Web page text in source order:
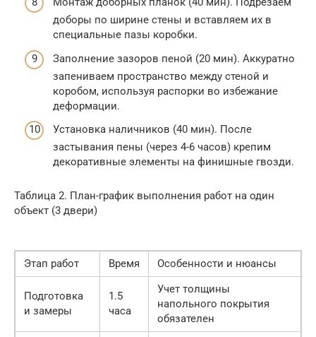
доборы по ширине стены и вставляем их в
специальные пазы коробки.
Заполнение зазоров пеной (20 мин). Аккуратно
запениваем пространство между стеной и
коробом, используя распорки во избежание
деформации.
Установка наличников (40 мин). После
застывания пены (через 4-6 часов) крепим
декоративные элементы на финишные гвозди.
Таблица 2. План-график выполнения работ на один
объект (3 двери)
Этап работ Время Особенности и нюансы
Подготовка
и замеры
1.5
часа
Учет толщины
напольного покрытия
обязателен